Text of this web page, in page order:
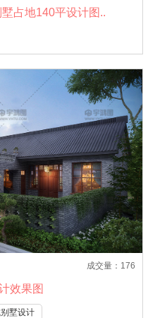
占地140平设计图..
成交量：176
效果图
墅设计